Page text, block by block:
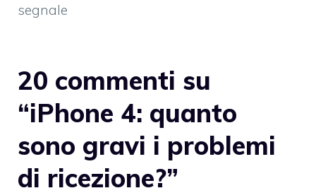
segnale
20 commenti su
“iPhone 4: quanto
sono gravi i problemi
di ricezione?”